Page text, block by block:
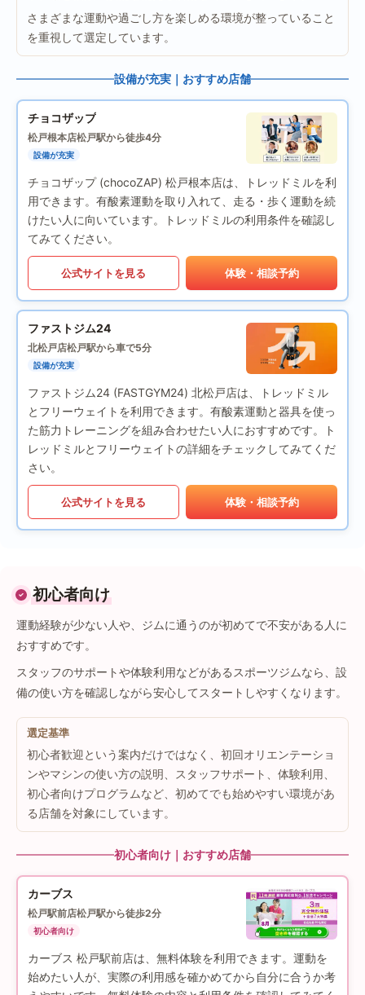
さまざまな運動や過ごし方を楽しめる環境が整っていること
を重視して選定しています。
設備が充実｜おすすめ店舗
チョコザップ
松戸根本店松戸駅から徒歩4分
設備が充実
チョコザップ (chocoZAP) 松戸根本店は、トレッドミルを利
用できます。有酸素運動を取り入れて、走る・歩く運動を続
けたい人に向いています。トレッドミルの利用条件を確認し
てみてください。
公式サイトを見る 体験・相談予約
ファストジム24
北松戸店松戸駅から車で5分
設備が充実
ファストジム24 (FASTGYM24) 北松戸店は、トレッドミル
とフリーウェイトを利用できます。有酸素運動と器具を使っ
た筋力トレーニングを組み合わせたい人におすすめです。ト
レッドミルとフリーウェイトの詳細をチェックしてみてくだ
さい。
公式サイトを見る 体験・相談予約
初心者向け
運動経験が少ない人や、ジムに通うのが初めてで不安がある人に
おすすめです。
スタッフのサポートや体験利用などがあるスポーツジムなら、設
備の使い方を確認しながら安心してスタートしやすくなります。
選定基準
初心者歓迎という案内だけではなく、初回オリエンテーショ
ンやマシンの使い方の説明、スタッフサポート、体験利用、
初心者向けプログラムなど、初めてでも始めやすい環境があ
る店舗を対象にしています。
初心者向け｜おすすめ店舗
カーブス
松戸駅前店松戸駅から徒歩2分
初心者向け
カーブス 松戸駅前店は、無料体験を利用できます。運動を
始めたい人が、実際の利用感を確かめてから自分に合うか考